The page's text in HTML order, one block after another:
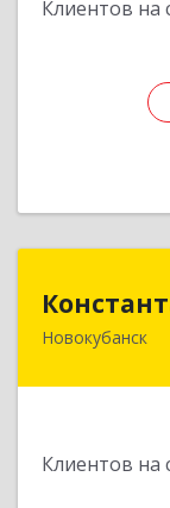
Клиентов на
Новокубанск
Клиентов на
352240,